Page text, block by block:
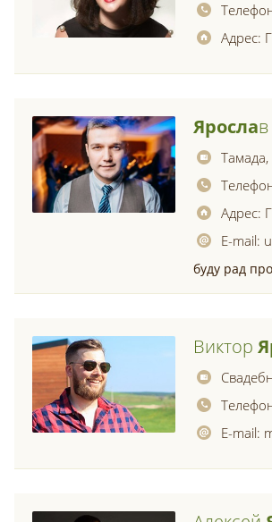
Адрес:
Яросла
Адрес:
E-mail:
буду рад
Виктор
E-mail: